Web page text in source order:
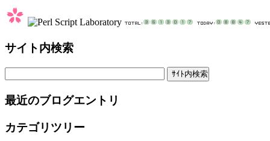
サイト内検索
最近のブログエントリ
カテゴリツリー